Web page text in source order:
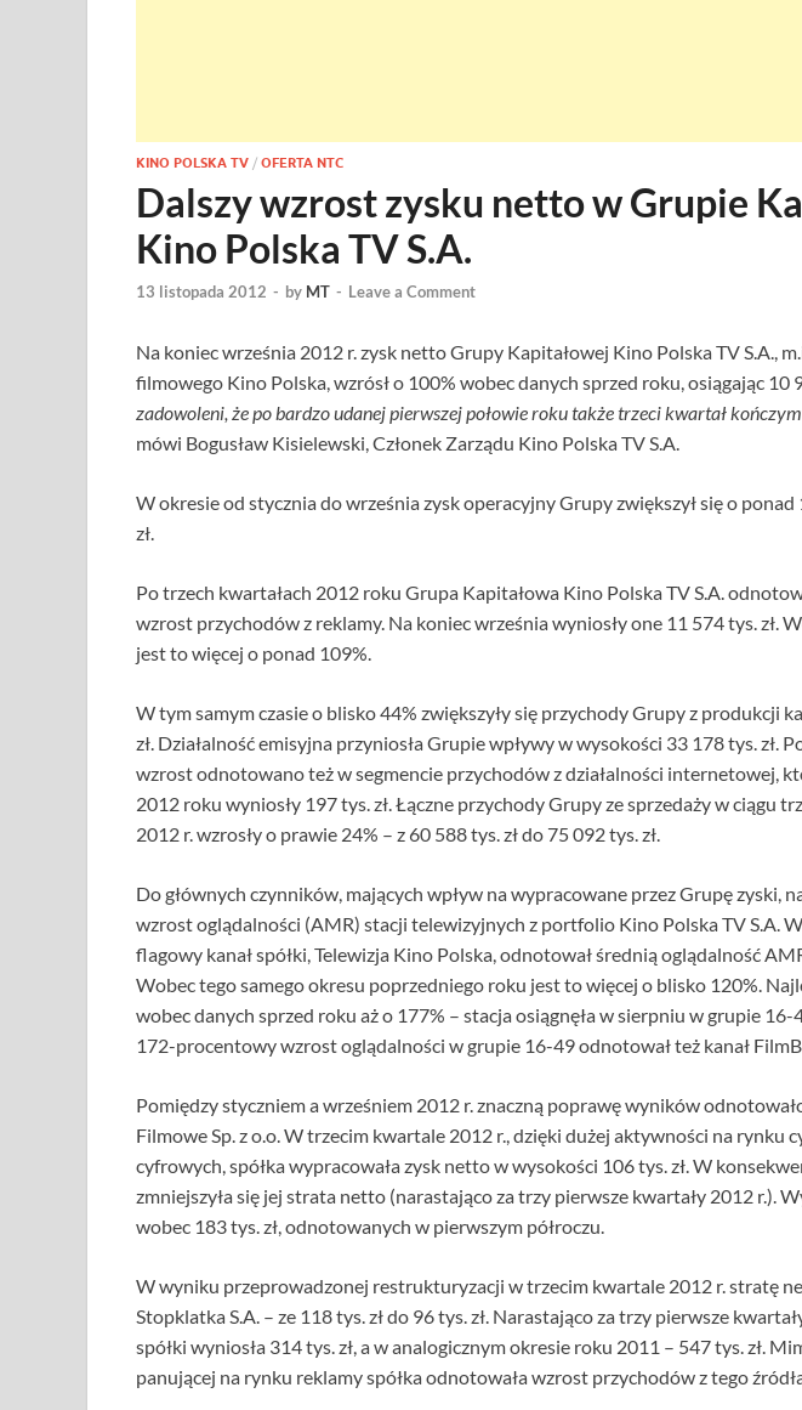
KINO POLSKA TV / OFERTA NTC
Dalszy wzrost zysku netto w Grupie
Kino Polska TV S.A.
13 listopada 2012 - by MT - Leave a Comment
Na koniec września 2012 r. zysk netto Grupy Kapitałowej Kino Polska TV S.A.,
filmowego Kino Polska, wzrósł o 100% wobec danych sprzed roku, osiągając 10
zadowoleni, że po bardzo udanej pierwszej połowie roku także trzeci kwartał
mówi Bogusław Kisielewski, Członek Zarządu Kino Polska TV S.A.
W okresie od stycznia do września zysk operacyjny Grupy zwiększył się o ponad
zł.
Po trzech kwartałach 2012 roku Grupa Kapitałowa Kino Polska TV S.A.
wzrost przychodów z reklamy. Na koniec września wyniosły one 11 574 tys. zł.
jest to więcej o ponad 109%.
W tym samym czasie o blisko 44% zwiększyły się przychody Grupy z produkcji
zł. Działalność emisyjna przyniosła Grupie wpływy w wysokości 33 178 tys. zł.
wzrost odnotowano też w segmencie przychodów z działalności internetowej,
2012 roku wyniosły 197 tys. zł. Łączne przychody Grupy ze sprzedaży w ciągu
2012 r. wzrosły o prawie 24% – z 60 588 tys. zł do 75 092 tys. zł.
Do głównych czynników, mających wpływ na wypracowane przez Grupę zyski,
wzrost oglądalności (AMR) stacji telewizyjnych z portfolio Kino Polska TV S.A.
flagowy kanał spółki, Telewizja Kino Polska, odnotował średnią oglądalność
Wobec tego samego okresu poprzedniego roku jest to więcej o blisko 120%.
wobec danych sprzed roku aż o 177% – stacja osiągnęła w sierpniu w grupie
172-procentowy wzrost oglądalności w grupie 16-49 odnotował też kanał
Pomiędzy styczniem a wrześniem 2012 r. znaczną poprawę wyników
Filmowe Sp. z o.o. W trzecim kwartale 2012 r., dzięki dużej aktywności na rynku
cyfrowych, spółka wypracowała zysk netto w wysokości 106 tys. zł. W
zmniejszyła się jej strata netto (narastająco za trzy pierwsze kwartały 2012 r.).
wobec 183 tys. zł, odnotowanych w pierwszym półroczu.
W wyniku przeprowadzonej restrukturyzacji w trzecim kwartale 2012 r. stratę
Stopklatka S.A. – ze 118 tys. zł do 96 tys. zł. Narastająco za trzy pierwsze
spółki wyniosła 314 tys. zł, a w analogicznym okresie roku 2011 – 547 tys. zł.
panującej na rynku reklamy spółka odnotowała wzrost przychodów z tego